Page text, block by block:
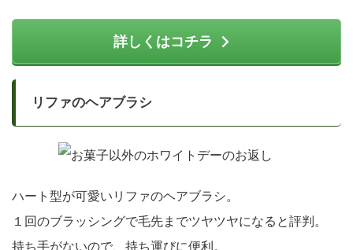
詳しくはコチラ
リファのヘアブラシ
ハート型が可愛いリファのヘアブラシ。
１回のブラッシングで毛先までツヤツヤになると評判。
持ち手がないので、持ち運びに便利。